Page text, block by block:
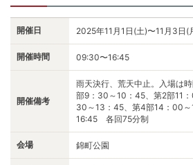
開催日 2025年11月1日(土)〜11月3日(
開催時間 09:30〜16:45
開催備考
雨天決行、荒天中止。入場は
部9：30～10：45、第2部11
30～13：45、第4部14：00～
16:45 各回75分制
会場 錦町公園